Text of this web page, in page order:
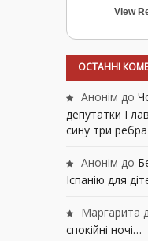
View
ОСТАННІ
Анонім до
депутатки
сину три ребра
Анонім до
Іспанію для
Маргарита
спокійні ночі…